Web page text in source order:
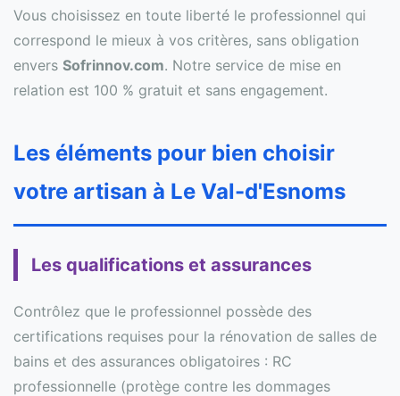
Vous choisissez en toute liberté le professionnel qui
correspond le mieux à vos critères, sans obligation
envers Sofrinnov.com. Notre service de mise en
relation est 100 % gratuit et sans engagement.
Les éléments pour bien choisir
votre artisan à Le Val-d'Esnoms
Les qualifications et assurances
Contrôlez que le professionnel possède des
certifications requises pour la rénovation de salles de
bains et des assurances obligatoires : RC
professionnelle (protège contre les dommages